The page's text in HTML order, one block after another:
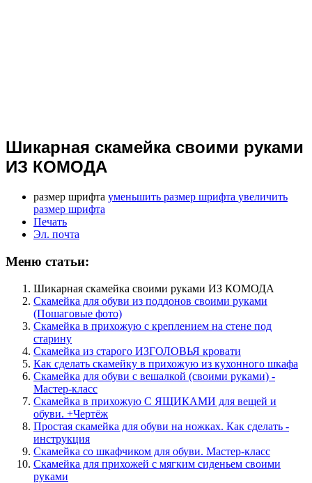
Шикарная скамейка своими руками
ИЗ КОМОДА
размер шрифта уменьшить размер шрифта увеличить
размер шрифта
Печать
Эл. почта
Меню статьи:
Шикарная скамейка своими руками ИЗ КОМОДА
Скамейка для обуви из поддонов своими руками
(Пошаговые фото)
Скамейка в прихожую с креплением на стене под
старину
Скамейка из старого ИЗГОЛОВЬЯ кровати
Как сделать скамейку в прихожую из кухонного шкафа
Скамейка для обуви с вешалкой (своими руками) -
Мастер-класс
Скамейка в прихожую С ЯЩИКАМИ для вещей и
обуви. +Чертёж
Простая скамейка для обуви на ножках. Как сделать -
инструкция
Скамейка со шкафчиком для обуви. Мастер-класс
Скамейка для прихожей с мягким сиденьем своими
руками